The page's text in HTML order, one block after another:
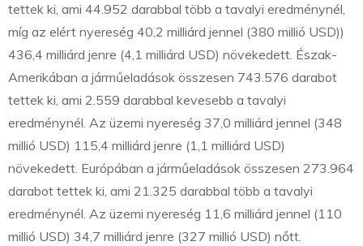
tettek ki, ami 44.952 darabbal több a tavalyi eredménynél,
míg az elért nyereség 40,2 milliárd jennel (380 millió USD))
436,4 milliárd jenre (4,1 milliárd USD) növekedett. Észak-
Amerikában a járműeladások összesen 743.576 darabot
tettek ki, ami 2.559 darabbal kevesebb a tavalyi
eredménynél. Az üzemi nyereség 37,0 milliárd jennel (348
millió USD) 115,4 milliárd jenre (1,1 milliárd USD)
növekedett. Európában a járműeladások összesen 273.964
darabot tettek ki, ami 21.325 darabbal több a tavalyi
eredménynél. Az üzemi nyereség 11,6 milliárd jennel (110
millió USD) 34,7 milliárd jenre (327 millió USD) nőtt.